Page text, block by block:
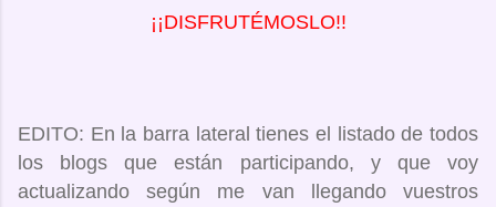
¡¡DISFRUTÉMOSLO!!
EDITO: En la barra lateral tienes el listado de todos
los blogs que están participando, y que voy
actualizando según me van llegando vuestros